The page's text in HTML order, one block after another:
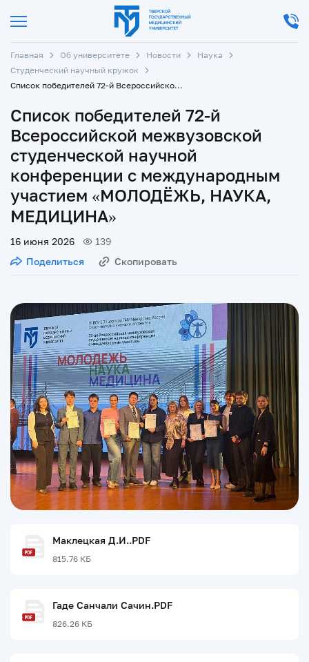
Главная Об университете Новости
Наука
Студенческий научный кружок
Список победителей 72-й Всероссийской межвузовской студенческой научной конференции с международным участием «МОЛОДЁЖЬ, НАУКА, МЕДИЦИНА»
Список победителей 72-й
Всероссийской межвузовской
студенческой научной
конференции с международным
участием «МОЛОДЁЖЬ, НАУКА,
МЕДИЦИНА»
16 июня 2026
139
Поделиться
Скопировать
Маклецкая Д.И..PDF
815.76 КБ
Гаде Санчали Сачин.PDF
826.26 КБ